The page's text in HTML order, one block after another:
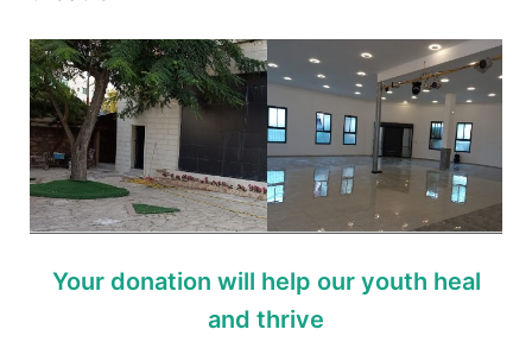
Your donation will help our youth heal
and thrive